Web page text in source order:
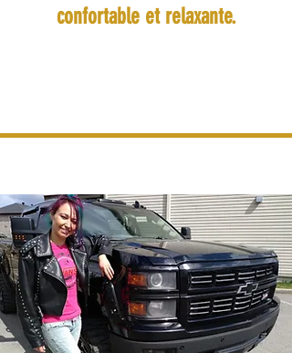
confortable et relaxante.